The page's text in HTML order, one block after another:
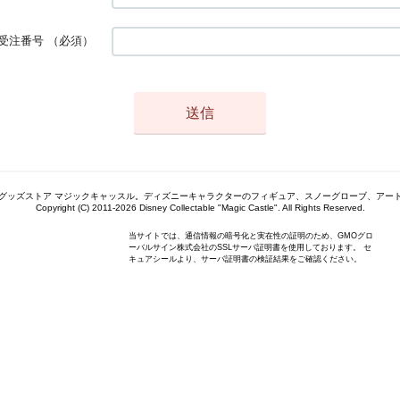
注番号 （必須）
ッズストア マジックキャッスル。ディズニーキャラクターのフィギュア、スノーグローブ、アー
Copyright (C) 2011-2026 Disney Collectable "Magic Castle". All Rights Reserved.
当サイトでは、通信情報の暗号化と実在性の証明のため、GMOグロ
ーバルサイン株式会社のSSLサーバ証明書を使用しております。 セ
キュアシールより、サーバ証明書の検証結果をご確認ください。